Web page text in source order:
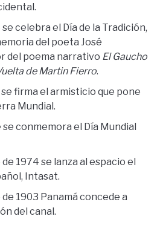
celebra el Día de la Tradición,
del poeta José
del poema narrativo El Gaucho
de Martin Fierro.
firma el armisticio que pone
Mundial.
conmemora el Día Mundial
1974 se lanza al espacio el
Intasat.
1903 Panamá concede a
del canal.